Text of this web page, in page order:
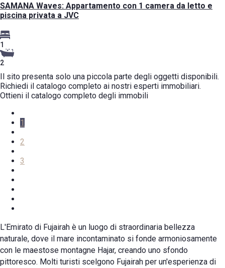
SAMANA Waves: Appartamento con 1 camera da letto e
piscina privata a JVC
1
2
Il sito presenta solo una piccola parte degli oggetti disponibili.
Richiedi il catalogo completo ai nostri esperti immobiliari.
Ottieni il catalogo completo degli immobili
1
2
3
L'Emirato di Fujairah è un luogo di straordinaria bellezza
naturale, dove il mare incontaminato si fonde armoniosamente
con le maestose montagne Hajar, creando uno sfondo
pittoresco. Molti turisti scelgono Fujairah per un'esperienza di